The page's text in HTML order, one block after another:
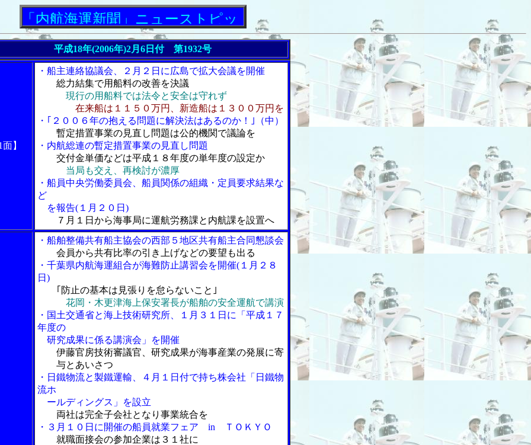
海運新聞」ニューストピックス
平成18年(2006年)2月6日付 第1932号
】
・船主連絡協議会、２月２日に広島で拡大会議を開催
総力結集で用船料の改善を決議
現行の用船料では法令と安全は守れず
在来船は１１５０万円、新造船は１３００万円を
・｢２００６年の抱える問題に解決法はあるのか！｣（中）
暫定措置事業の見直し問題は公的機関で議論を
・内航総連の暫定措置事業の見直し問題
交付金単価などは平成１８年度の単年度の設定か
当局も交え、再検討が濃厚
・船員中央労働委員会、船員関係の組織・定員要求結果な
ど
を報告(１月２０日)
７月１日から海事局に運航労務課と内航課を設置へ
・船舶整備共有船主協会の西部５地区共有船主合同懇談会
会員から共有比率の引き上げなどの要望も出る
・千葉県内航海運組合が海難防止講習会を開催(１月２８
日)
｢防止の基本は見張りを怠らないこと｣
花岡・木更津海上保安署長が船舶の安全運航で講演
・国土交通省と海上技術研究所、１月３１日に「平成１７
年度の
研究成果に係る講演会」を開催
伊藤官房技術審議官、研究成果が海事産業の発展に寄
与とあいさつ
・日鐵物流と製鐵運輸、４月１日付で持ち株会社「日鐵物
流ホ
ールディングス」を設立
両社は完全子会社となり事業統合を
・３月１０日に開催の船員就業フェア in ＴＯＫＹＯ
就職面接会の参加企業は３１社に